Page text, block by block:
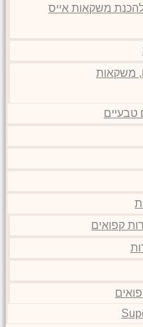
משקאות אייס
משקאות
טבעיים
קפואים